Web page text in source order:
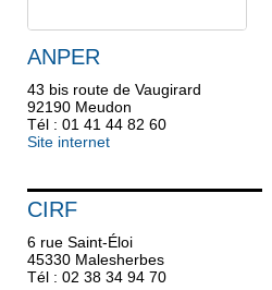
ANPER
43 bis route de Vaugirard
92190 Meudon
Tél : 01 41 44 82 60
Site internet
CIRF
6 rue Saint-Éloi
45330 Malesherbes
Tél : 02 38 34 94 70